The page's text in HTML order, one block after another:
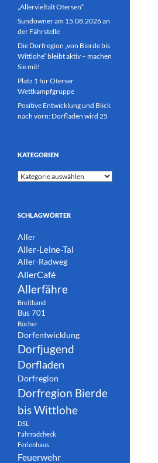
„Allervielfalt Otersen“
Sundowner am 15.08.2026 an
der Fährstelle
Die Dorfregion „von Bierde bis
Wittlohe“ bleibt aktiv – machen
Sie mit!
Platz 1 für Oterser
Wettkampfgruppe
Positive Entwicklung und Blick
nach vorn: Dorfladen wird 25
KATEGORIEN
Kategorien
SCHLAGWÖRTER
Aller
Aller-Leine-Tal
Aller-Radweg
AllerCafé
Allerfähre
Breitband
Bus 701
Bücher
Dorfentwicklung
Dorfjugend
Dorfladen
Dorfregion
Dorfregion Bierde
bis Wittlohe
DSL
Fahrradcheck
Ferienhaus
Feuerwehr